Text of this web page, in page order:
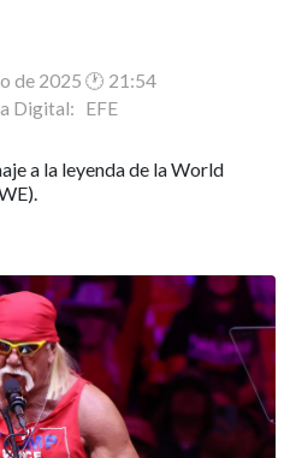
de 2025 🕐 21:54
Digital: EFE
a la leyenda de la World